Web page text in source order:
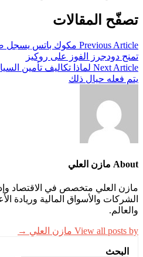
تصفّح المقالات
Previous Article مكوك باتس يسجل
تمنح دودجرز الفوز على روكيز
Next Article لماذا تكاليف تأمين
يتم فعله حيال ذلك
About مازن العلي
مازن العلي متخصص في الاقتصاد
الشركات والأسواق المالية وريادة
والعالم.
View all posts by مازن العلي →
البحث